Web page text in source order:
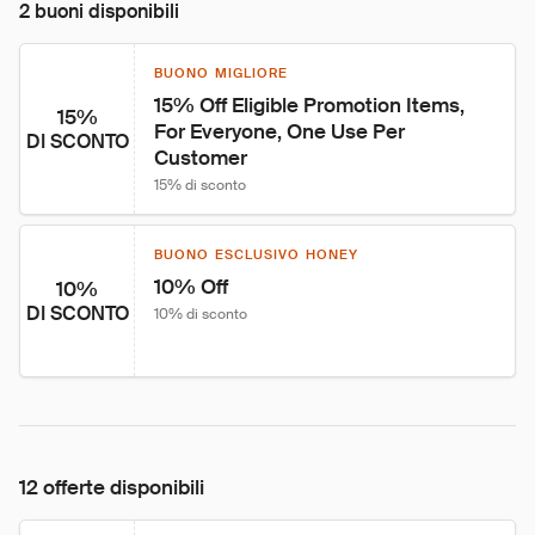
2 buoni disponibili
15%
DI SCONTO
BUONO MIGLIORE
15% Off Eligible Promotion Items,
For Everyone, One Use Per
Customer
15% di sconto
10%
DI SCONTO
BUONO ESCLUSIVO HONEY
10% Off
10% di sconto
12 offerte disponibili